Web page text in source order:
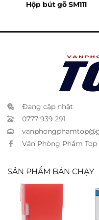
Hộp bút gỗ SM111
Đang cập nhật
0777 939 291
Văn Phòng Phẩm Top
SẢN PHẨM BÁN CHẠY
Bìa 100 lá A4 –